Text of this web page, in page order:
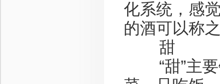
化系统，感
的酒可以称
甜
“甜”主要